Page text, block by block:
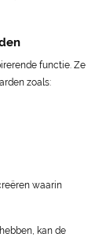
functie. Ze
zoals:
waarin
kan de